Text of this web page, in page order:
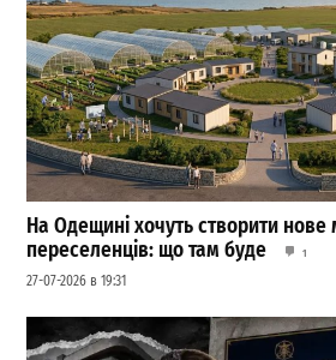
На Одещині хочуть створити нове
переселенців: що там буде
1
27-07-2026 в 19:31